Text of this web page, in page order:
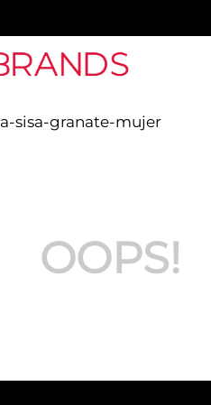
sisa-granate-mujer
OOPS!